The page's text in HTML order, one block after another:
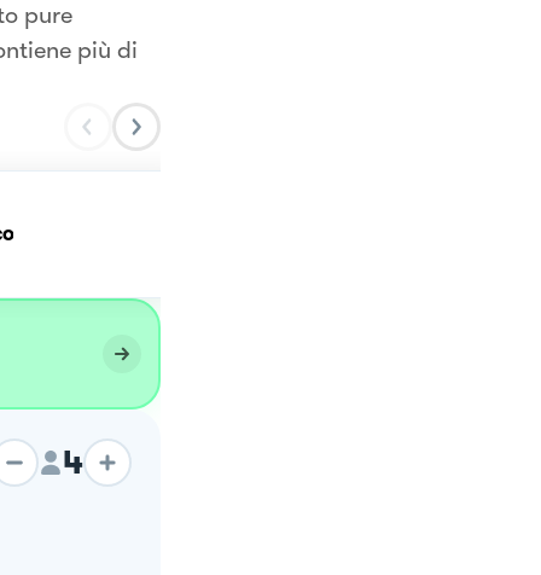
pure
più di
4